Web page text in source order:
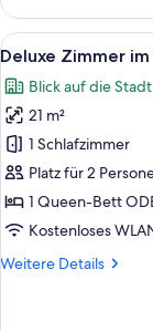
Lamee
Room
/
Alle
Fotos
für
Deluxe
Zimmer
im
TOPAZZ
anzeigen
6
Deluxe Zimmer im
Blick auf die Stadt
21 m²
1 Schlafzimmer
Platz für 2
1 Queen-Bett
Kostenloses
Weitere Details
Weitere